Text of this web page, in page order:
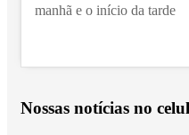
manhã e o início da tarde
Nossas notícias no